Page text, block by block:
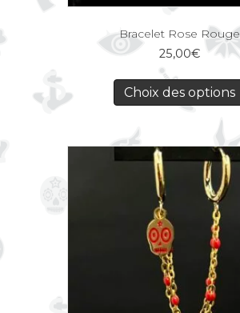
Bracelet Rose Rouge
25,00€
Choix des options